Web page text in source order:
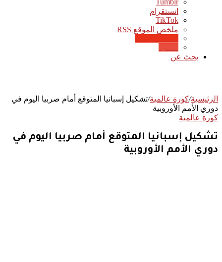
انستقرام
‫TikTok
ملخص الموقع RSS
بحث عن
الرئيسية/كورة عالمية/تشكيل إسبانيا المتوقع أمام صربيا اليوم في
دوري الأمم الأوروبية
كورة عالمية
تشكيل إسبانيا المتوقع أمام صربيا اليوم في
دوري الأمم الأوروبية